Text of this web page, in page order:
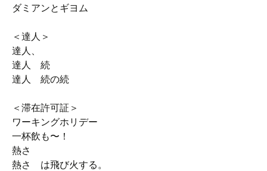
ダミアンとギヨム
＜達人＞
達人、
達人 続
達人 続の続
＜滞在許可証＞
ワーキングホリデー
一杯飲も〜！
熱さ
熱さ は飛び火する。